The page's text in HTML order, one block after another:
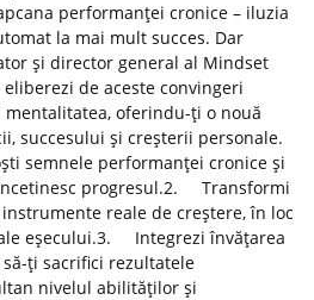
performanței cronice – iluzia
la mai mult succes. Dar
și director general al Mindset
de aceste convingeri
oferindu-ți o nouă
succesului și creșterii personale.
semnele performanței cronice și
progresul.2. Transformi
reale de creștere, în loc
eșecului.3. Integrezi învățarea
ți sacrifici rezultatele
nivelul abilităților și